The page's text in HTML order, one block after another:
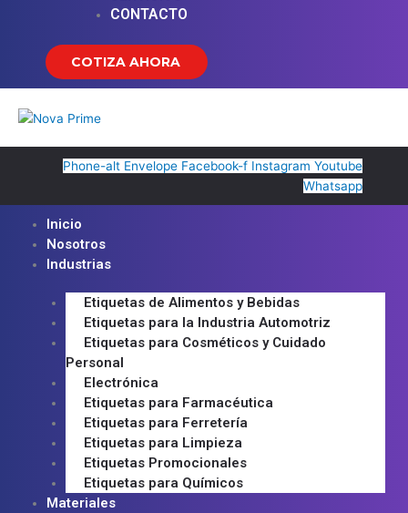
CONTACTO
COTIZA AHORA
Phone-alt Envelope Facebook-f Instagram Youtube
Whatsapp
Inicio
Nosotros
Industrias
Etiquetas de Alimentos y Bebidas
Etiquetas para la Industria Automotriz
Etiquetas para Cosméticos y Cuidado
Personal
Electrónica
Etiquetas para Farmacéutica
Etiquetas para Ferretería
Etiquetas para Limpieza
Etiquetas Promocionales
Etiquetas para Químicos
Materiales